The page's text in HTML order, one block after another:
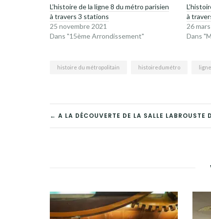
L’histoire de la ligne 8 du métro parisien
à travers 3 stations
25 novembre 2021
Dans "15ème Arrondissement"
à
26
Dans
histoire du métropolitain histoiredumétro
NAVIGATION
← A LA DÉCOUVERTE DE LA SALLE LABROUSTE